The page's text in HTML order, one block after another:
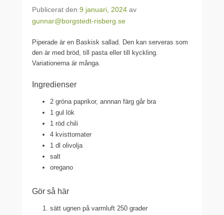
Publicerat den 9 januari, 2024 av
gunnar@borgstedt-risberg.se
Piperade är en Baskisk sallad. Den kan serveras som
den är med bröd, till pasta eller till kyckling.
Variationerna är många.
Ingredienser
2 gröna paprikor, annnan färg går bra
1 gul lök
1 röd chili
4 kvisttomater
1 dl olivolja
salt
oregano
Gör så här
sätt ugnen på varmluft 250 grader